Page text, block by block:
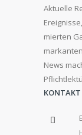
Aktuelle
mierten
News
KONTAKT